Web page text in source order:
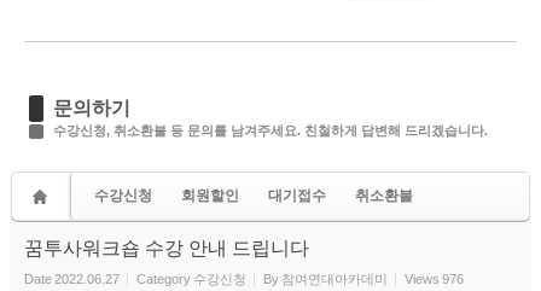
문의하기
수강신청, 취소환불 등 문의를 남겨주세요. 친철하게 답변해 드리겠습니다.
수강신청 회원할인 대기접수 취소환불
꿈투사워크숍 수강 안내 드립니다
Date2022.06.27 Category 수강신청 By 참여연대아카데미 Views 976